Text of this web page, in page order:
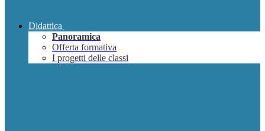
Didattica
Panoramica
Offerta formativa
I progetti delle classi